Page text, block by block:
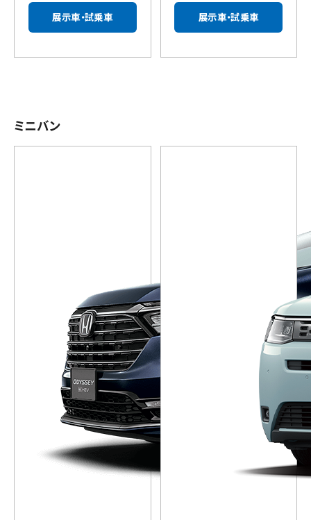
展示車・試乗車 展示車・試乗車
ミニバン